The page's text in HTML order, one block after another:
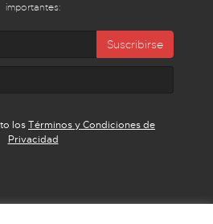
importantes:
Suscribirse
losTérminos y Condiciones de
Privacidad